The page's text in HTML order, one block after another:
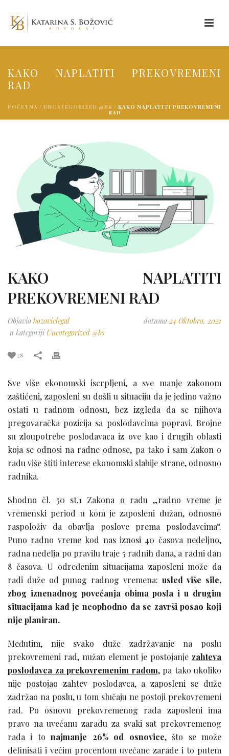
KAKO NAPLATITI PREKOVREMENI
RAD
POČETNA / UNCATEGORIZED @BS / KAKO NAPLATITI PREKOVREMENI
RAD
KAKO NAPLATITI
PREKOVREMENI RAD
Objavio bozoviclegal datuma 24 Oktobra, 2021
u kategoriji Uncategorized @bs
28
Sve više ekonomski iscrpljeni, a sve manje zakonom
zaštićeni, zaposleni su došli u situaciju da je jedino važno
ostati u radnom odnosu, bez izgleda da se njihova
pregovaračka pozicija sa poslodavcima popravi. Brojne
su zloupotrebe poslodavaca iz ove kao i drugih oblasti
koja se odnosi na radne odnose, pa tako i sam Zakon o
radu više štiti interese ekonomski slabije strane, odnosno
radnika.
Shodno čl. 50 st.1 Zakona o radu „radno vreme je
vremenski period u kom je zaposleni dužan, odnosno
raspoloživ da obavlja poslove prema poslodavcima“.
Puno radno vreme kod nas iznosi 40 časova nedeljno,
radna nedelja po pravilu traje 5 radnih dana, a radni dan
8 časova. U određenim situacijama zaposleni može da
radi duže od punog radnog vremena: usled više sile,
zbog iznenadnog povećanja obima posla i u drugim
situacijama kad je neophodno da se završi posao koji
nije planiran.
Međutim, nije svako duže zadržavanje na poslu
prekovremeni rad, nužan element je postojanje zahteva
poslodavca za prekovremenim radom, pa tako ukoliko
nije postojao zahtev poslodavca, a zaposleni se duže
zadržao na poslu, u tom slučaju ne postoji prekovremeni
rad. Po osnovu prekovremenog rada zaposleni ima
pravo na uvećanu zaradu za svaki sat prekovremenog
rada i tonajmanje 26% od osnovice, što se može
definisati i većim procentom uvećane zarade i to putem